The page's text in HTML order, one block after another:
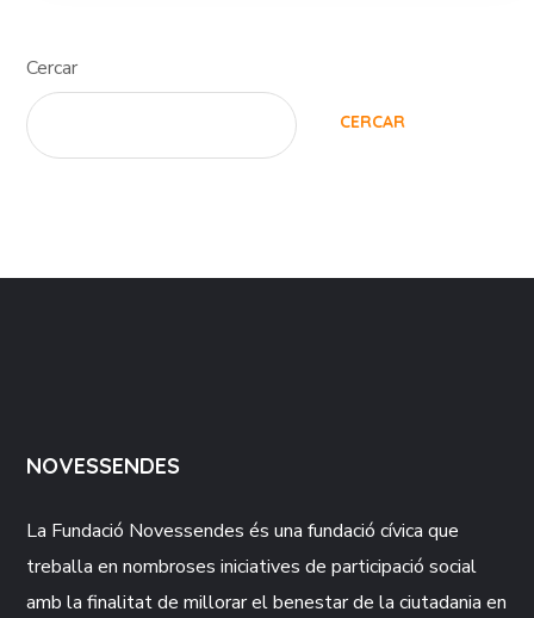
Cercar
CERCAR
NOVESSENDES
La Fundació Novessendes és una fundació cívica que
treballa en nombroses iniciatives de participació social
amb la finalitat de millorar el benestar de la ciutadania en